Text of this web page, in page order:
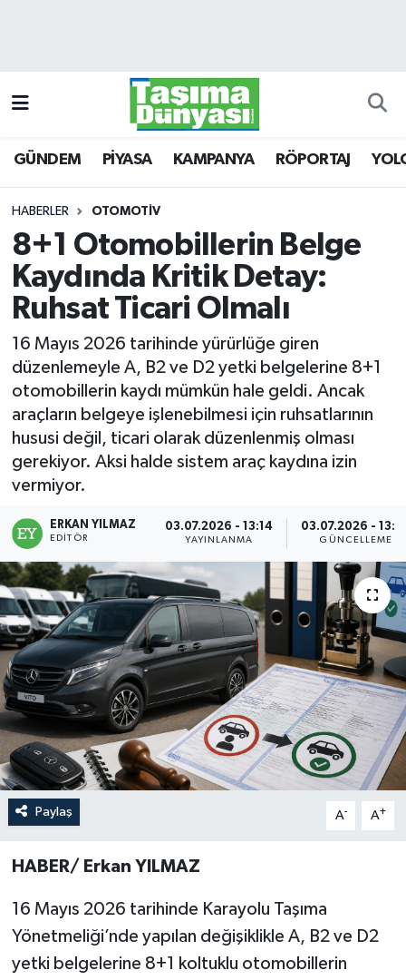
GÜNDEM PİYASA KAMPANYA RÖPORTAJ
HABERLER OTOMOTİV
8+1 Otomobillerin Belge
Kaydında Kritik Detay:
Ruhsat Ticari Olmalı
16 Mayıs 2026 tarihinde yürürlüğe giren
düzenlemeyle A, B2 ve D2 yetki belgelerine 8+1
otomobillerin kaydı mümkün hale geldi. Ancak
araçların belgeye işlenebilmesi için ruhsatlarının
hususi değil, ticari olarak düzenlenmiş olması
gerekiyor. Aksi halde sistem araç kaydına izin
vermiyor.
ERKAN YILMAZ
EDITÖR
03.07.2026 - 13:14
YAYINLANMA
03.07.2026 -
GÜNCELLEME
Paylaş A- A+
HABER/ Erkan YILMAZ
16 Mayıs 2026 tarihinde Karayolu Taşıma
Yönetmeliği’nde yapılan değişiklikle A, B2 ve D2
yetki belgelerine 8+1 koltuklu otomobillerin
KAMPANYA
RÖPORTAJ
YOLCU TAŞIMA
LOJİSTİK
E-GAZETE
TAŞITLAR
Trafik Durumu
Süper Lig Puan Durumu ve Fikstür
Tüm Manşetler
Son Dakika Haberleri
Haber Arşivi